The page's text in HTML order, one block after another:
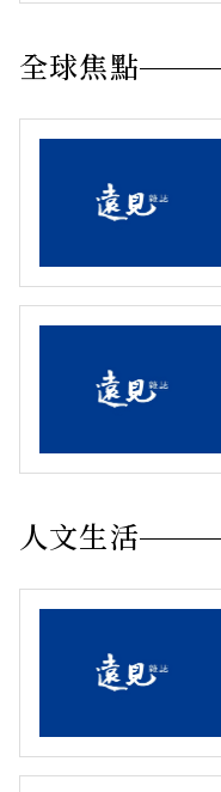
全球焦點
人文生活